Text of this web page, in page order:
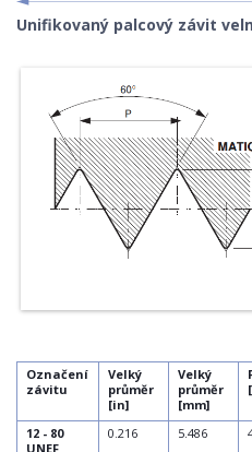
Unifikovaný palcový závit
Označení
závitu
Velký
průměr
[in]
Velký
průměr
[mm]
12 - 80
UNEF
0.216 5.486